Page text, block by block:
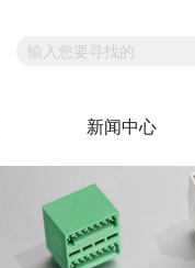
新闻中心